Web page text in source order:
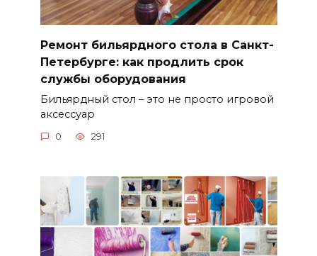
Ремонт бильярдного стола в Санкт-
Петербурге: как продлить срок
службы оборудования
Бильярдный стол – это не просто игровой
аксессуар
0 291